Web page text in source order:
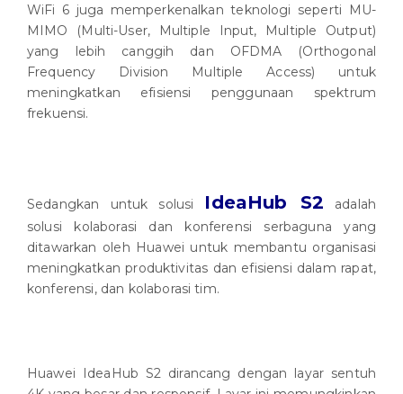
WiFi 6 juga memperkenalkan teknologi seperti MU-
MIMO (Multi-User, Multiple Input, Multiple Output)
yang lebih canggih dan OFDMA (Orthogonal
Frequency Division Multiple Access) untuk
meningkatkan efisiensi penggunaan spektrum
frekuensi.
Sedangkan untuk solusi IdeaHub S2 adalah
solusi kolaborasi dan konferensi serbaguna yang
ditawarkan oleh Huawei untuk membantu organisasi
meningkatkan produktivitas dan efisiensi dalam rapat,
konferensi, dan kolaborasi tim.
Huawei IdeaHub S2 dirancang dengan layar sentuh